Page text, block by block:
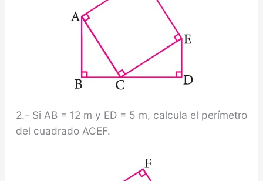
2.- Si AB = 12 m y ED = 5 m, calcula el perímetro
del cuadrado ACEF.